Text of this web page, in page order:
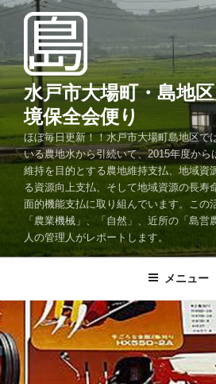
コ
ン
ツ
キ
ッ
水戸市大場町・島地
境保全会便り
ほぼ毎日更新！！水戸市大場町島地区で
いる農地水から引続いて、2015年度から
維持を目的とする農地維持支払、地域資
る資源向上支払、そして地域資源の長寿
面的機能支払に取り組んでいます。この
「農業機械」、「自然」、近所の「島
人の管理人がレポートします。
メニュー